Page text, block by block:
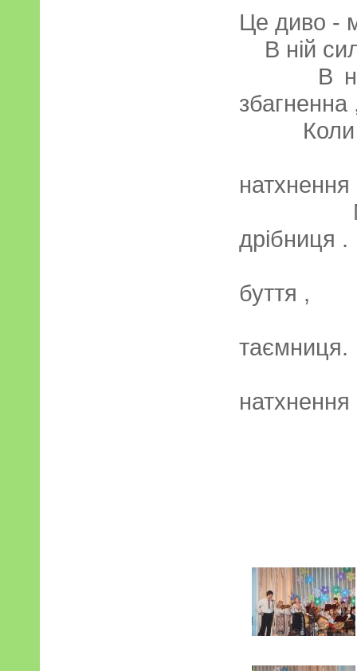
Це диво -
В ній
В ній
збагненна
Коли
натхнення
дрібниця .
буття ,
таємниця.
натхнення